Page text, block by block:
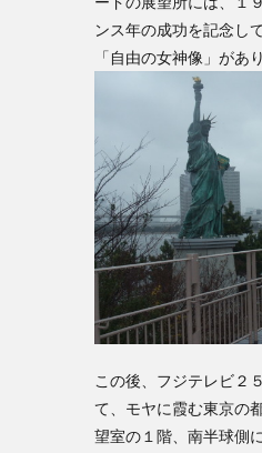
ンス年の成功を記念し
「自由の女神像」があ
この後、フジテレビ２
て、モヤに霞む東京の
望室の１階、南半球側